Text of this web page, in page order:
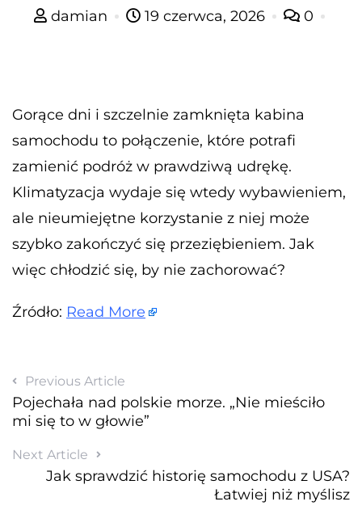
damian 19 czerwca, 2026 0
Gorące dni i szczelnie zamknięta kabina
samochodu to połączenie, które potrafi
zamienić podróż w prawdziwą udrękę.
Klimatyzacja wydaje się wtedy wybawieniem,
ale nieumiejętne korzystanie z niej może
szybko zakończyć się przeziębieniem. Jak
więc chłodzić się, by nie zachorować?
Źródło: Read More
Previous Article
Pojechała nad polskie morze. „Nie mieściło
mi się to w głowie”
Next Article
Jak sprawdzić historię samochodu z USA?
Łatwiej niż myślisz